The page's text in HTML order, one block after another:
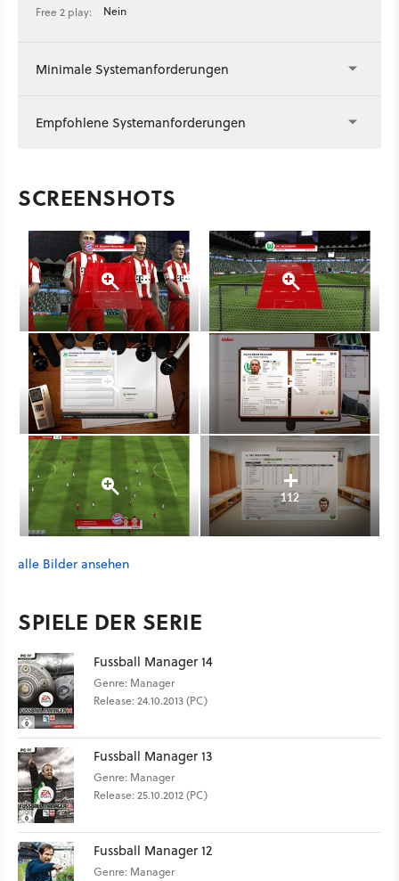
Free 2 play:
Nein
Minimale Systemanforderungen
Empfohlene Systemanforderungen
SCREENSHOTS
112
alle Bilder ansehen
SPIELE DER SERIE
Fussball Manager 14
Genre: Manager
Release: 24.10.2013 (PC)
Fussball Manager 13
Genre: Manager
Release: 25.10.2012 (PC)
Fussball Manager 12
Genre: Manager